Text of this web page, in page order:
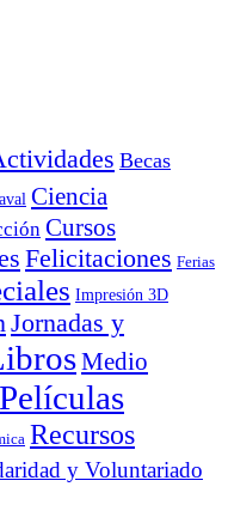
Becas
Ciencia
Cursos
Felicitaciones Ferias
Impresión 3D
Jornadas y
Medio
Películas
Recursos
y Voluntariado